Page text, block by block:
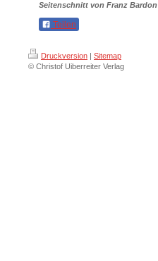
Seitenschnitt von Franz Bardon
Teilen
Druckversion | Sitemap
© Christof Uiberreiter Verlag